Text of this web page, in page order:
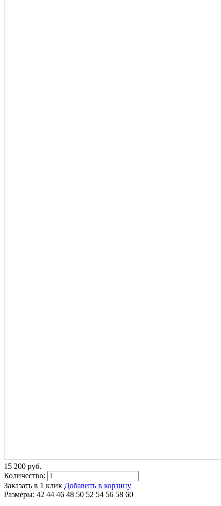
15 200 pуб.
Количество:
Заказать в 1 клик Добавить в корзину
Размеры: 42 44 46 48 50 52 54 56 58 60